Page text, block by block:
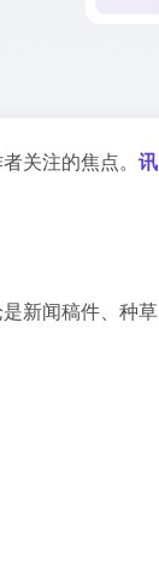
关注的焦点。 讯
新闻稿件、种草